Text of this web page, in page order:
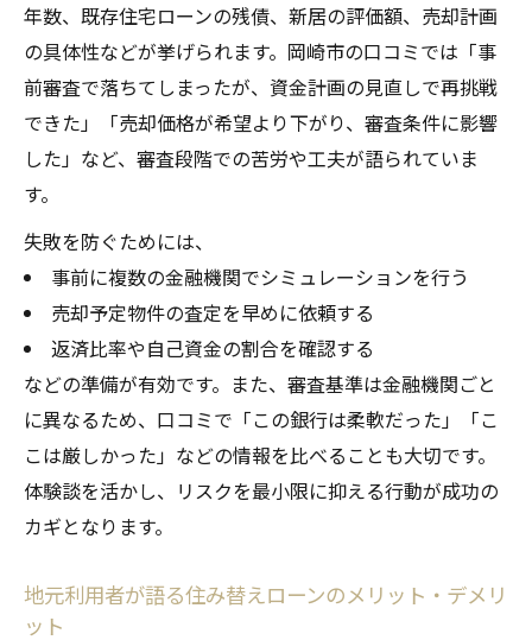
住み替えローン選びで重視すべき比較項目
口コミに学ぶ住み替えローンの成功と失敗
談
住宅ローン審査を有利に進めるための工夫
岡崎市の体験談に基づく選び方のポイント
年数、既存住宅ローンの残債、新居の評価額、売却計画
の具体性などが挙げられます。岡崎市の口コミでは「事
前審査で落ちてしまったが、資金計画の見直しで再挑戦
できた」「売却価格が希望より下がり、審査条件に影響
した」など、審査段階での苦労や工夫が語られていま
す。
失敗を防ぐためには、
事前に複数の金融機関でシミュレーションを行う
売却予定物件の査定を早めに依頼する
返済比率や自己資金の割合を確認する
などの準備が有効です。また、審査基準は金融機関ごと
に異なるため、口コミで「この銀行は柔軟だった」「こ
こは厳しかった」などの情報を比べることも大切です。
体験談を活かし、リスクを最小限に抑える行動が成功の
カギとなります。
地元利用者が語る住み替えローンのメリット・デメリ
ット